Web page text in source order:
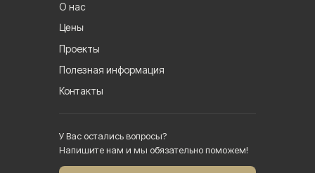
О нас
Цены
Проекты
Полезная информация
Контакты
У Вас остались вопросы?
Напишите нам и мы обязательно поможем!